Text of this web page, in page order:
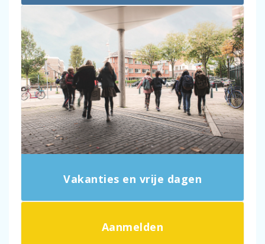
Vakanties en vrije dagen
Aanmelden